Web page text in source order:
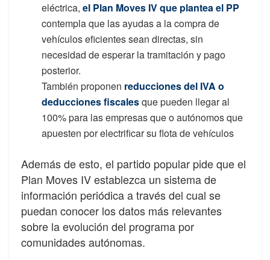
eléctrica,el Plan Moves IV que plantea el PP
contempla que las ayudas a la compra de
vehículos eficientes sean directas, sin
necesidad de esperar la tramitación y pago
posterior.
También proponen reducciones del IVA o
deducciones fiscalesque pueden llegar al
100% para las empresas que o autónomos que
apuesten por electrificar su flota de vehículos
Además de esto, el partido popular pide que el
Plan Moves IV establezca un sistema de
información periódica a través del cual se
puedan conocer los datos más relevantes
sobre la evolución del programa por
comunidades autónomas.